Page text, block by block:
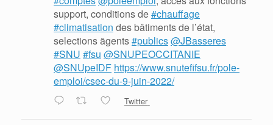
support, conditions de#chauffage
#climatisation des bâtiments de l’état,
selections ãgents#publics@JBasseres
#SNU #fsu @SNUPEOCCITANIE
@SNUpeIDF https://www.snutefifsu.fr/pole-
emploi/csec-du-9-juin-2022/
Twitter